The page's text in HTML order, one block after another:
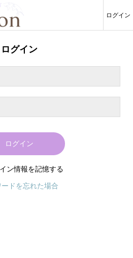
ログイン
ログイン
ログイン
ン情報を記憶する
ドを忘れた場合